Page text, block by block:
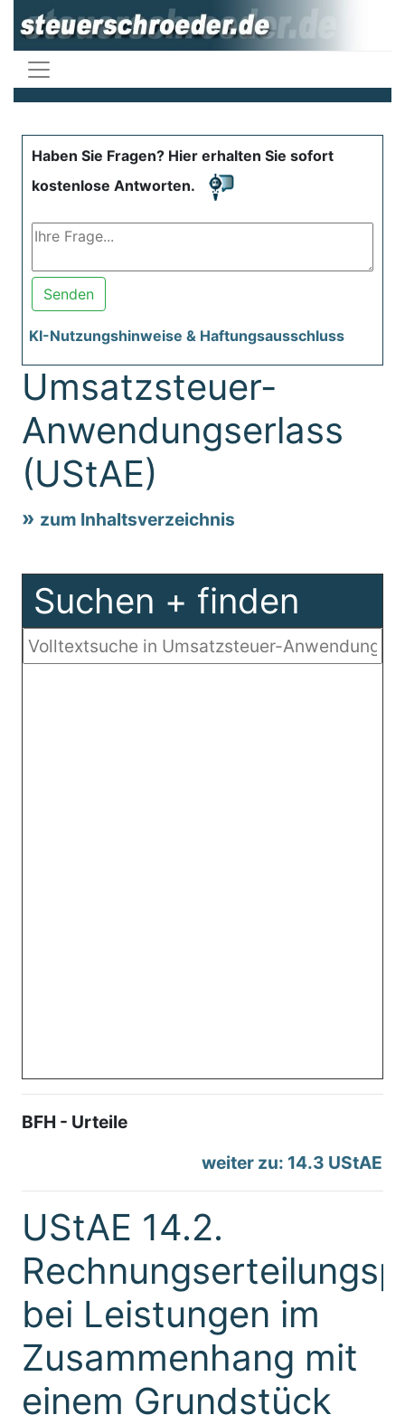
Haben Sie Fragen? Hier erhalten Sie sofort
kostenlose Antworten.
Senden
KI-Nutzungshinweise & Haftungsausschluss
Umsatzsteuer-
Anwendungserlass
(UStAE)
zum Inhaltsverzeichnis
Suchen + finden
BFH - Urteile
weiter zu: 14.3 UStAE
UStAE 14.2.
bei Leistungen im
Zusammenhang mit
einem Grundstück